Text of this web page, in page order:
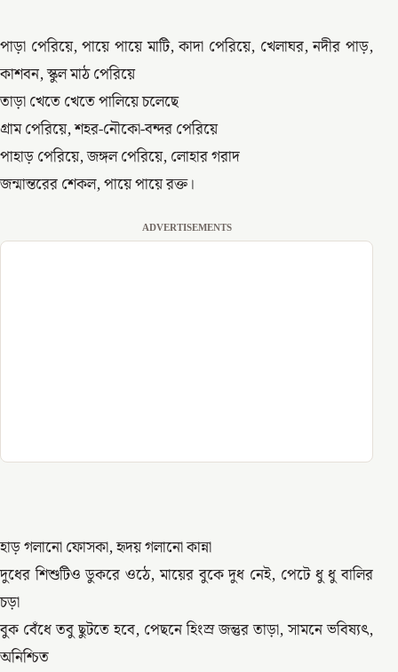
পাড়া পেরিয়ে, পায়ে পায়ে মাটি, কাদা পেরিয়ে, খেলাঘর, নদীর পাড়,
কাশবন, স্কুল মাঠ পেরিয়ে
তাড়া খেতে খেতে পালিয়ে চলেছে
গ্রাম পেরিয়ে, শহর-নৌকো-বন্দর পেরিয়ে
পাহাড় পেরিয়ে, জঙ্গল পেরিয়ে, লোহার গরাদ
জন্মান্তরের শেকল, পায়ে পায়ে রক্ত।
ADVERTISEMENTS
হাড় গলানো ফোসকা, হৃদয় গলানো কান্না
দুধের শিশুটিও ডুকরে ওঠে, মায়ের বুকে দুধ নেই, পেটে ধু ধু বালির
চড়া
বুক বেঁধে তবু ছুটতে হবে, পেছনে হিংস্র জন্তুর তাড়া, সামনে ভবিষ্যৎ,
অনিশ্চিত